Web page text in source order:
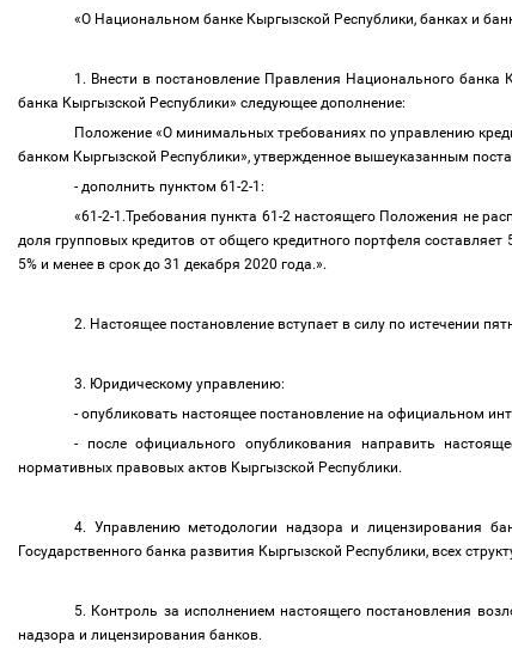
«О Национальном банке Кыргызской Республики, банках и
1. Внести в постановление Правления Национального
банка Кыргызской Республики» следующее дополнение:
Положение «О минимальных требованиях по управлению
банком Кыргызской Республики», утвержденное вышеуказанным
- дополнить пунктом 61-2-1:
«61-2-1.Требования пункта 61-2 настоящего Положения не
доля групповых кредитов от общего кредитного портфеля
5% и менее в срок до 31 декабря 2020 года.».
2. Настоящее постановление вступает в силу по истечении
3. Юридическому управлению:
- опубликовать настоящее постановление на официальном
- после официального опубликования направить
нормативных правовых актов Кыргызской Республики.
4. Управлению методологии надзора и лицензирования
Государственного банка развития Кыргызской Республики, всех
5. Контроль за исполнением настоящего постановления
надзора и лицензирования банков.